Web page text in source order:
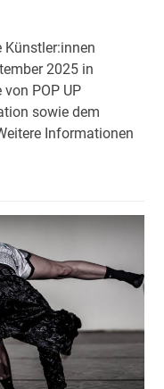
Künstler:innen
2025 in
POP UP
sowie dem
Informationen